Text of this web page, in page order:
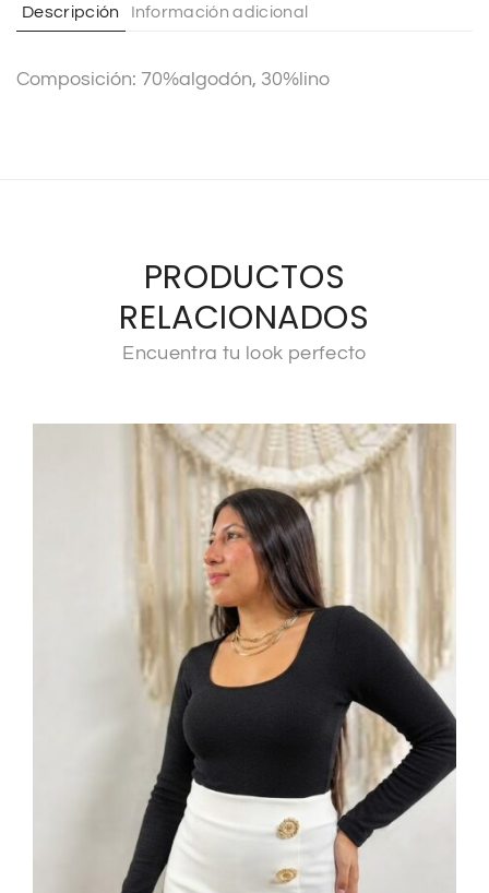
i
e
Descripción Información adicional
Composición: 70%algodón, 30%lino
PRODUCTOS
RELACIONADOS
Encuentra tu look perfecto